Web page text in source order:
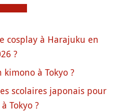
cosplay à Harajuku en
?
kimono à Tokyo ?
scolaires japonais pour
Tokyo ?